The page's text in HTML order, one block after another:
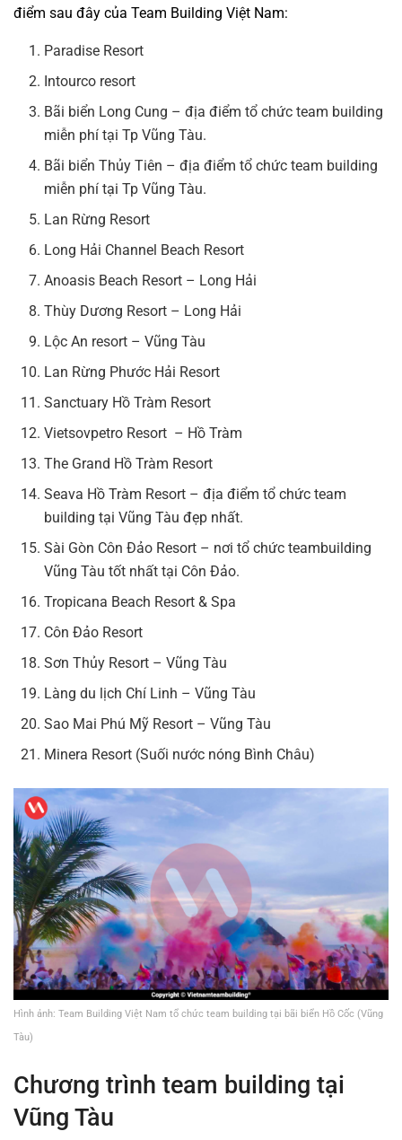
điểm sau đây của Team Building Việt Nam:
Paradise Resort
Intourco resort
Bãi biển Long Cung – địa điểm tổ chức team building
miễn phí tại Tp Vũng Tàu.
Bãi biển Thủy Tiên – địa điểm tổ chức team building
miễn phí tại Tp Vũng Tàu.
Lan Rừng Resort
Long Hải Channel Beach Resort
Anoasis Beach Resort – Long Hải
Thùy Dương Resort – Long Hải
Lộc An resort – Vũng Tàu
Lan Rừng Phước Hải Resort
Sanctuary Hồ Tràm Resort
Vietsovpetro Resort – Hồ Tràm
The Grand Hồ Tràm Resort
Seava Hồ Tràm Resort – địa điểm tổ chức team
building tại Vũng Tàu đẹp nhất.
Sài Gòn Côn Đảo Resort – nơi tổ chức teambuilding
Vũng Tàu tốt nhất tại Côn Đảo.
Tropicana Beach Resort & Spa
Côn Đảo Resort
Sơn Thủy Resort – Vũng Tàu
Làng du lịch Chí Linh – Vũng Tàu
Sao Mai Phú Mỹ Resort – Vũng Tàu
Minera Resort (Suối nước nóng Bình Châu)
Hình ảnh: Team Building Việt Nam tổ chức team building tại bãi biển Hồ Cốc (Vũng
Tàu)
Chương trình team building tại
Vũng Tàu